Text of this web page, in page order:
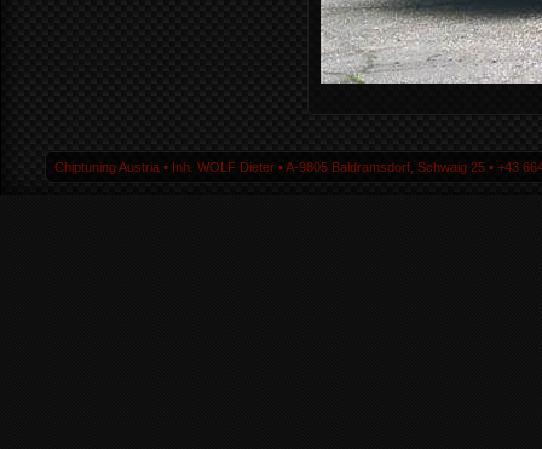
Chiptuning Austria ▪ Inh. WOLF Dieter ▪ A-9805 Baldramsdorf, Schwaig 25 ▪ +43